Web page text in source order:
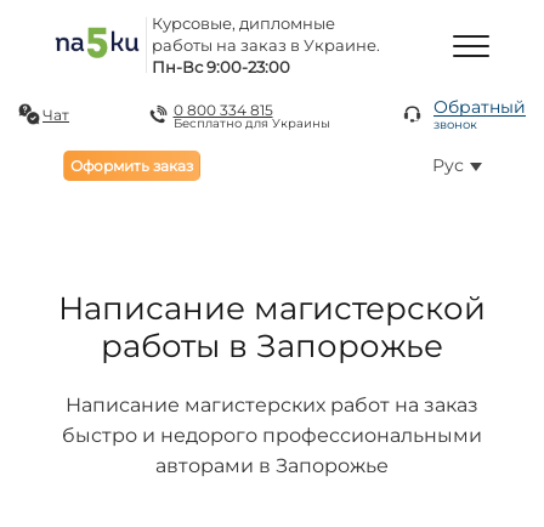
Курсовые, дипломные
работы на заказ в Украине.
Пн-Вс 9:00-23:00
Чат 0 800 334 815
Бесплатно для Украины
Обратный
звонок
Оформить заказ Рус
Написание магистерской
работы в Запорожье
Написание магистерских работ на заказ
быстро и недорого профессиональными
авторами в Запорожье